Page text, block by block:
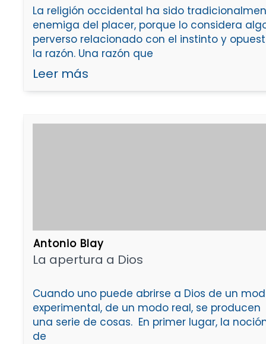
La religión occidental ha sido
enemiga del placer, porque lo considera
perverso relacionado con el instinto y
la razón. Una razón que
Leer más
Antonio Blay
La apertura a Dios
Cuando uno puede abrirse a Dios de un
experimental, de un modo real, se producen
una serie de cosas. En primer lugar, la
de